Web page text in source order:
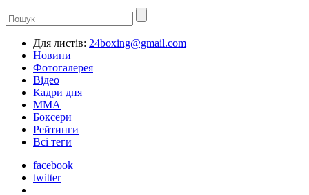
Для листів: 24boxing@gmail.com
Новини
Фотогалерея
Відео
Кадри дня
ММА
Боксери
Рейтинги
Всі теги
facebook
twitter